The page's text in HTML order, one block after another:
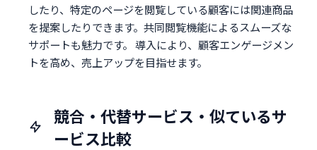
したり、特定のページを閲覧している顧客には関連商品
を提案したりできます。共同閲覧機能によるスムーズな
サポートも魅力です。 導入により、顧客エンゲージメン
トを高め、売上アップを目指せます。
競合・代替サービス・似ているサ
ービス比較